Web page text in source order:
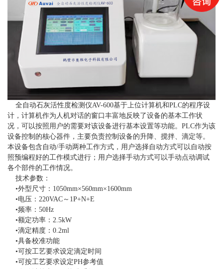
全自动石灰活性度检测仪AV-600基于上位计算机和PLC的程序设
计，计算机作为人机对话的窗口丰富地反映了设备的基本工作状
况，可以按照用户的需要对该设备进行基本设置等功能。PLC作为该
设备控制的核心器件，主要负责控制设备的升降、搅拌、滴定等。
本设备包含自动/手动两种工作方式，用户选择自动方式可以自动按
照预编程好的工作模式进行；用户选择手动方式可以手动点动调试
各个部件的工作情况。
技术参数：
•外型尺寸：1050mm×560mm×1600mm
•电压：220VAC～1P+N+E
•频率：50Hz
•额定功率：2.5kW
•滴定精度：0.2ml
•具备校准功能
•可按工艺要求设定滴定时间
•可按工艺要求设定PH参考值